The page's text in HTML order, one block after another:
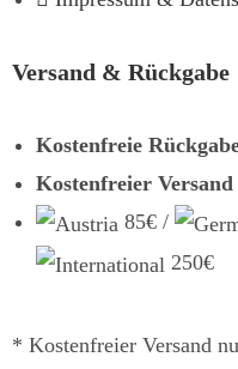
Versand & Rückgabe
Kostenfreie
Kostenfreier Versand
85€ /
250€
* Kostenfreier Versand